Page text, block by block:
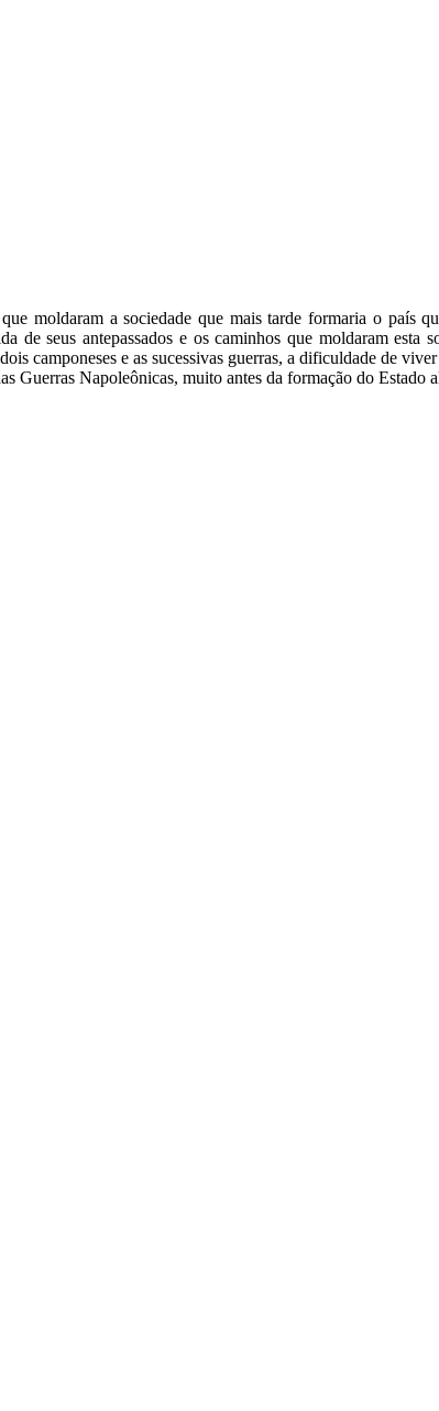
moldaram a sociedade que mais tarde formaria o país
seus antepassados e os caminhos que moldaram esta
camponeses e as sucessivas guerras, a dificuldade de
Guerras Napoleônicas, muito antes da formação do Estado